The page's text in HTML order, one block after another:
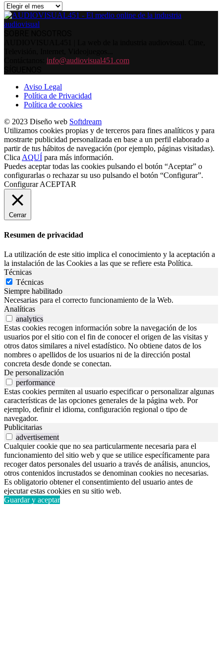
Archivos
info@audiovisual451.com
Aviso Legal
Política de Privacidad
Política de cookies
© 2023 Diseño web Softdream
Utilizamos cookies propias y de terceros para fines analíticos y para
mostrarte publicidad personalizada en base a un perfil elaborado a
partir de tus hábitos de navegación (por ejemplo, páginas visitadas).
Clica AQUÍ para más información.
Puedes aceptar todas las cookies pulsando el botón “Aceptar” o
configurarlas o rechazar su uso pulsando el botón “Configurar”.
Configurar ACEPTAR
Cerrar
Resumen de privacidad
La utilización de este sitio implica el conocimiento y la aceptación a
la instalación de las Cookies a las que se refiere esta Política.
Técnicas
Técnicas
Siempre habilitado
Necesarias para el correcto funcionamiento de la Web.
Analíticas
analytics
Estas cookies recogen información sobre la navegación de los
usuarios por el sitio con el fin de conocer el origen de las visitas y
otros datos similares a nivel estadístico. No obtiene datos de los
nombres o apellidos de los usuarios ni de la dirección postal
concreta desde donde se conectan.
De personalización
performance
Estas cookies permiten al usuario especificar o personalizar algunas
características de las opciones generales de la página web. Por
ejemplo, definir el idioma, configuración regional o tipo de
navegador.
Publicitarias
advertisement
Cualquier cookie que no sea particularmente necesaria para el
funcionamiento del sitio web y que se utilice específicamente para
recoger datos personales del usuario a través de análisis, anuncios,
otros contenidos incrustados se denominan cookies no necesarias.
Es obligatorio obtener el consentimiento del usuario antes de
ejecutar estas cookies en su sitio web.
Guardar y aceptar